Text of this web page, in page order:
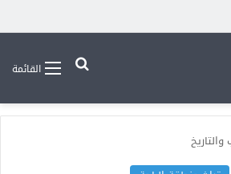
القائمةبحث عن